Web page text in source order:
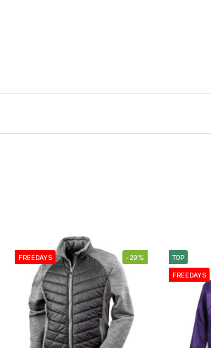
FREEDAYS -29% TOP
FREEDAYS